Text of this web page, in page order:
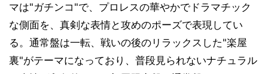
マは"ガチンコ"で、プロレスの華やかでドラマチック
な側面を、真剣な表情と攻めのポーズで表現してい
る。通常盤は一転、戦いの後のリラックスした"楽屋
裏"がテーマになっており、普段見られないナチュラル